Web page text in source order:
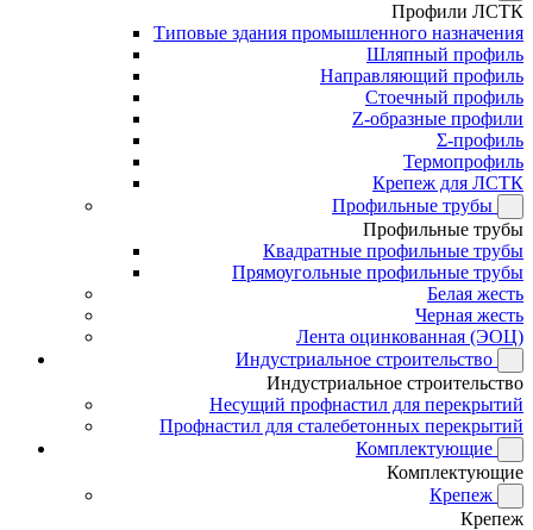
Профили ЛСТК
Типовые здания промышленного назначения
Шляпный профиль
Направляющий профиль
Стоечный профиль
Z-образные профили
Σ-профиль
Термопрофиль
Крепеж для ЛСТК
Профильные трубы
Профильные трубы
Квадратные профильные трубы
Прямоугольные профильные трубы
Белая жесть
Черная жесть
Лента оцинкованная (ЭОЦ)
Индустриальное строительство
Индустриальное строительство
Несущий профнастил для перекрытий
Профнастил для сталебетонных перекрытий
Комплектующие
Комплектующие
Крепеж
Крепеж